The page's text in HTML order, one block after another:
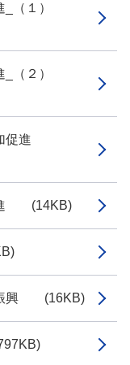
_（１）
_（２）
加促進
進 (14KB)
振興 (16KB)